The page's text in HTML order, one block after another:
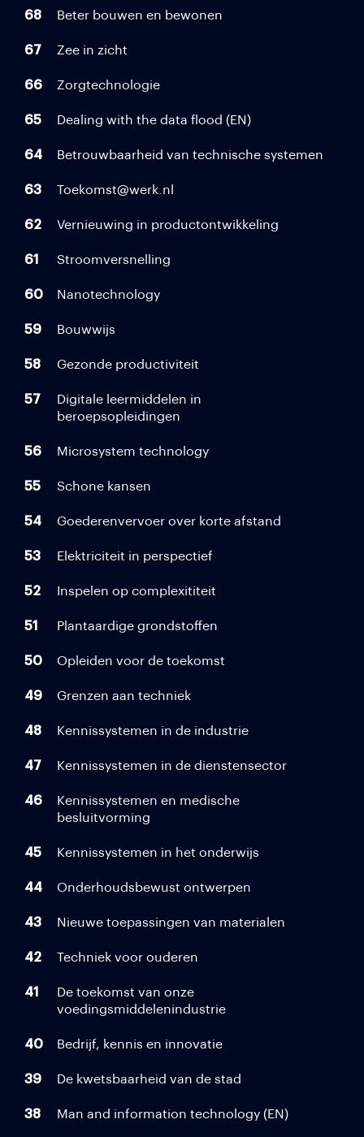
68 Beter bouwen en bewonen
67 Zee in zicht
66 Zorgtechnologie
65 Dealing with the data flood (EN)
64 Betrouwbaarheid van technische systemen
63 Toekomst@werk.nl
62 Vernieuwing in productontwikkeling
61 Stroomversnelling
60 Nanotechnology
59 Bouwwijs
58 Gezonde productiviteit
57
Digitale leermiddelen in
beroepsopleidingen
56 Microsystem technology
55 Schone kansen
54 Goederenvervoer over korte afstand
53 Elektriciteit in perspectief
52 Inspelen op complexititeit
51 Plantaardige grondstoffen
50 Opleiden voor de toekomst
49 Grenzen aan techniek
48 Kennissystemen in de industrie
47 Kennissystemen in de dienstensector
46
Kennissystemen en medische
besluitvorming
45 Kennissystemen in het onderwijs
44 Onderhoudsbewust ontwerpen
43 Nieuwe toepassingen van materialen
42 Techniek voor ouderen
41
De toekomst van onze
voedingsmiddelenindustrie
40 Bedrijf, kennis en innovatie
39 De kwetsbaarheid van de stad
38 Man and information technology (EN)